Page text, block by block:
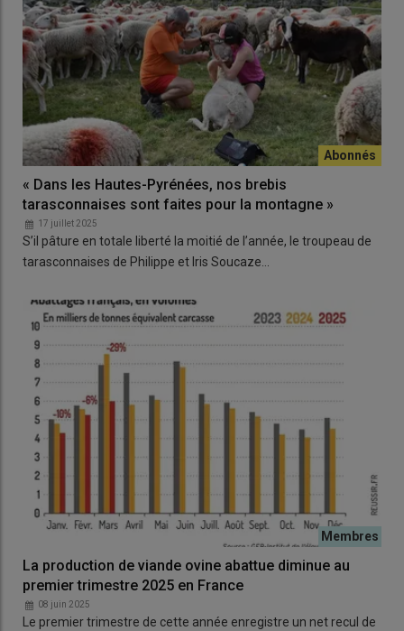
« Dans les Hautes-Pyrénées, nos brebis
tarasconnaises sont faites pour la montagne »
17 juillet 2025
S’il pâture en totale liberté la moitié de l’année, le troupeau de
tarasconnaises de Philippe et Iris Soucaze…
La production de viande ovine abattue diminue au
premier trimestre 2025 en France
08 juin 2025
Le premier trimestre de cette année enregistre un net recul de